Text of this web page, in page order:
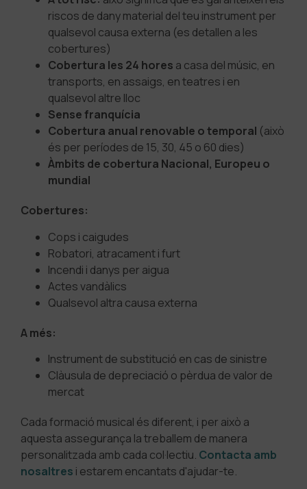
riscos de dany material del teu instrument per
qualsevol causa externa (es detallen a les
cobertures)
Cobertura les 24 hores a casa del músic, en
transports, en assaigs, en teatres i en
qualsevol altre lloc
Sense franquícia
Cobertura anual renovable o temporal (això
és per períodes de 15, 30, 45 o 60 dies)
Àmbits de cobertura Nacional, Europeu o
mundial
Cobertures:
Cops i caigudes
Robatori, atracament i furt
Incendi i danys per aigua
Actes vandàlics
Qualsevol altra causa externa
A més:
Instrument de substitució en cas de sinistre
Clàusula de depreciació o pèrdua de valor de
mercat
Cada formació musical és diferent, i per això a
aquesta assegurança la treballem de manera
personalitzada amb cada col·lectiu. Contacta amb
nosaltres i estarem encantats d'ajudar-te.